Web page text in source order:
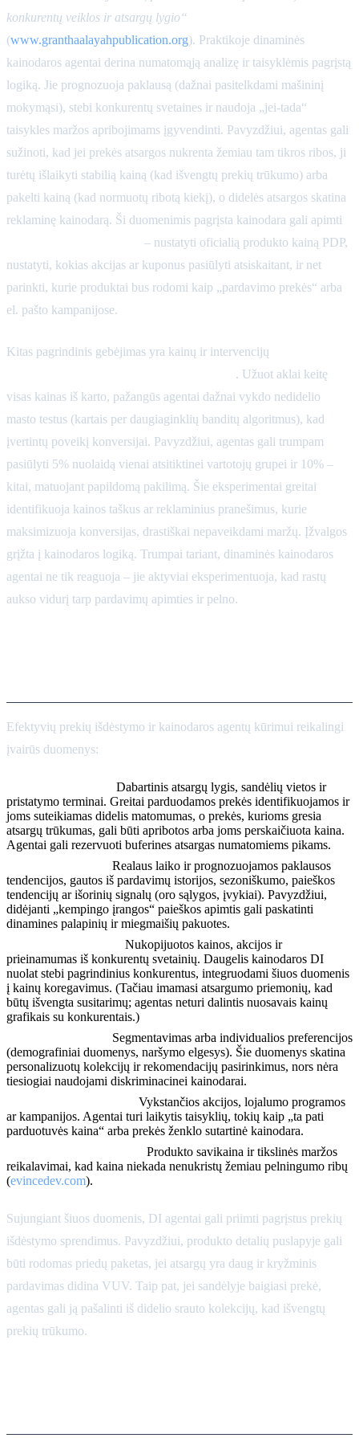
konkurentų veiklos ir atsargų lygio“
(www.granthaalayahpublication.org). Praktikoje dinaminės
kainodaros agentai derina numatomąją analizę ir taisyklėmis pagrįstą
logiką. Jie prognozuoja paklausą (dažnai pasitelkdami mašininį
mokymąsi), stebi konkurentų svetaines ir naudoja „jei-tada“
taisykles maržos apribojimams įgyvendinti. Pavyzdžiui, agentas gali
sužinoti, kad jei prekės atsargos nukrenta žemiau tam tikros ribos, ji
turėtų išlaikyti stabilią kainą (kad išvengtų prekių trūkumo) arba
pakelti kainą (kad normuotų ribotą kiekį), o didelės atsargos skatina
reklaminę kainodarą. Ši duomenimis pagrįsta kainodara gali apimti
– nustatyti oficialią produkto kainą PDP,
nustatyti, kokias akcijas ar kuponus pasiūlyti atsiskaitant, ir net
parinkti, kurie produktai bus rodomi kaip „pardavimo prekės“ arba
el. pašto kampanijose.
Kitas pagrindinis gebėjimas yra kainų ir intervencijų
. Užuot aklai keitę
visas kainas iš karto, pažangūs agentai dažnai vykdo nedidelio
masto testus (kartais per daugiaginklių banditų algoritmus), kad
įvertintų poveikį konversijai. Pavyzdžiui, agentas gali trumpam
pasiūlyti 5% nuolaidą vienai atsitiktinei vartotojų grupei ir 10% –
kitai, matuojant papildomą pakilimą. Šie eksperimentai greitai
identifikuoja kainos taškus ar reklaminius pranešimus, kurie
maksimizuoja konversijas, drastiškai nepaveikdami maržų. Įžvalgos
grįžta į kainodaros logiką. Trumpai tariant, dinaminės kainodaros
agentai ne tik reaguoja – jie aktyviai eksperimentuoja, kad rastų
aukso vidurį tarp pardavimų apimties ir pelno.
Efektyvių prekių išdėstymo ir kainodaros agentų kūrimui reikalingi
įvairūs duomenys:
Dabartinis atsargų lygis, sandėlių vietos ir
pristatymo terminai. Greitai parduodamos prekės identifikuojamos ir
joms suteikiamas didelis matomumas, o prekės, kurioms gresia
atsargų trūkumas, gali būti apribotos arba joms perskaičiuota kaina.
Agentai gali rezervuoti buferines atsargas numatomiems pikams.
Realaus laiko ir prognozuojamos paklausos
tendencijos, gautos iš pardavimų istorijos, sezoniškumo, paieškos
tendencijų ar išorinių signalų (oro sąlygos, įvykiai). Pavyzdžiui,
didėjanti „kempingo įrangos“ paieškos apimtis gali paskatinti
dinamines palapinių ir miegmaišių pakuotes.
Nukopijuotos kainos, akcijos ir
prieinamumas iš konkurentų svetainių. Daugelis kainodaros DI
nuolat stebi pagrindinius konkurentus, integruodami šiuos duomenis
į kainų koregavimus. (Tačiau imamasi atsargumo priemonių, kad
būtų išvengta susitarimų; agentas neturi dalintis nuosavais kainų
grafikais su konkurentais.)
Segmentavimas arba individualios preferencijos
(demografiniai duomenys, naršymo elgesys). Šie duomenys skatina
personalizuotų kolekcijų ir rekomendacijų pasirinkimus, nors nėra
tiesiogiai naudojami diskriminacinei kainodarai.
Vykstančios akcijos, lojalumo programos
ar kampanijos. Agentai turi laikytis taisyklių, tokių kaip „ta pati
parduotuvės kaina“ arba prekės ženklo sutartinė kainodara.
Produkto savikaina ir tikslinės maržos
reikalavimai, kad kaina niekada nenukristų žemiau pelningumo ribų
(evincedev.com).
Sujungiant šiuos duomenis, DI agentai gali priimti pagrįstus prekių
išdėstymo sprendimus. Pavyzdžiui, produkto detalių puslapyje gali
būti rodomas priedų paketas, jei atsargų yra daug ir kryžminis
pardavimas didina VUV. Taip pat, jei sandėlyje baigiasi prekė,
agentas gali ją pašalinti iš didelio srauto kolekcijų, kad išvengtų
prekių trūkumo.